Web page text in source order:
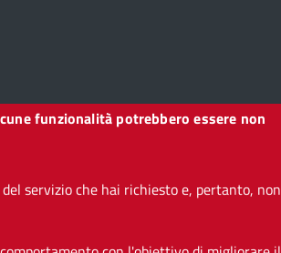
funzionalità potrebbero essere non
servizio che hai richiesto e, pertanto, non